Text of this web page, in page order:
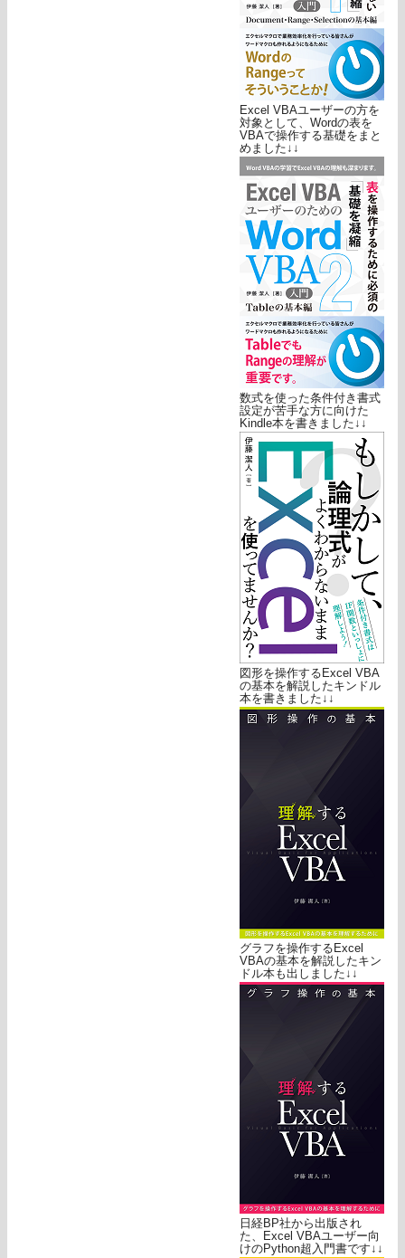
Excel VBAユーザーの方を
対象として、Wordの表を
VBAで操作する基礎をまと
めました↓↓
数式を使った条件付き書式
設定が苦手な方に向けた
Kindle本を書きました↓↓
図形を操作するExcel VBA
の基本を解説したキンドル
本を書きました↓↓
グラフを操作するExcel
VBAの基本を解説したキン
ドル本も出しました↓↓
日経BP社から出版され
た、Excel VBAユーザー向
けのPython超入門書です↓↓